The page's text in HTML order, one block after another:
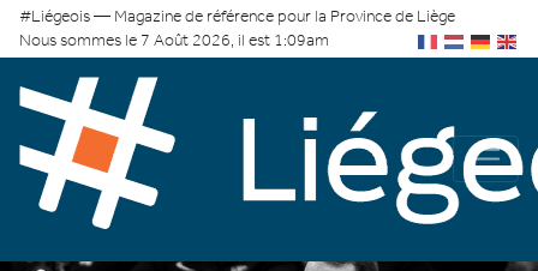
#Liégeois — Magazine de référence pour la Province de Liège
Nous sommes le 7 Août 2026, il est 1:09am